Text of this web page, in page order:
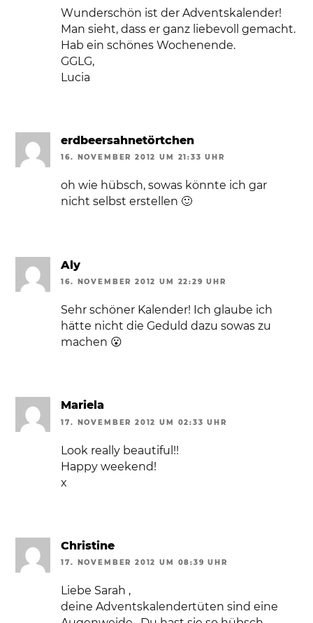
Wunderschön ist der Adventskalender!
Man sieht, dass er ganz liebevoll gemacht.
Hab ein schönes Wochenende.
GGLG,
Lucia
erdbeersahnetörtchen
16. NOVEMBER 2012 UM 21:33 UHR
oh wie hübsch, sowas könnte ich gar
nicht selbst erstellen 🙂
Aly
16. NOVEMBER 2012 UM 22:29 UHR
Sehr schöner Kalender! Ich glaube ich
hätte nicht die Geduld dazu sowas zu
machen 😮
Mariela
17. NOVEMBER 2012 UM 02:33 UHR
Look really beautiful!!
Happy weekend!
x
Christine
17. NOVEMBER 2012 UM 08:39 UHR
Liebe Sarah ,
deine Adventskalendertüten sind eine